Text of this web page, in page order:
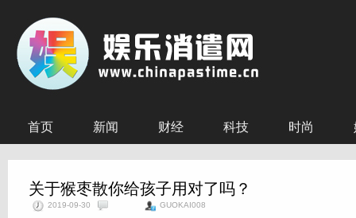
首页 新闻 财经 科技 时尚
关于猴枣散你给孩子用对了吗？
2019-09-30 GUOKAI008